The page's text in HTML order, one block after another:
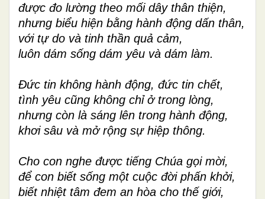
được đo lường theo mối dây thân thiện,
nhưng biểu hiện bằng hành động dấn thân,
với tự do và tinh thần quả cảm,
luôn dám sống dám yêu và dám làm.
Đức tin không hành động, đức tin chết,
tình yêu cũng không chỉ ở trong lòng,
nhưng còn là sáng lên trong hành động,
khơi sâu và mở rộng sự hiệp thông.
Cho con nghe được tiếng Chúa gọi mời,
để con biết sống một cuộc đời phấn khởi,
biết nhiệt tâm đem an hòa cho thế giới,